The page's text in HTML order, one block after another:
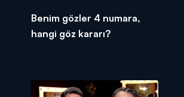
Benim gözler 4 numara,
hangi göz kararı?